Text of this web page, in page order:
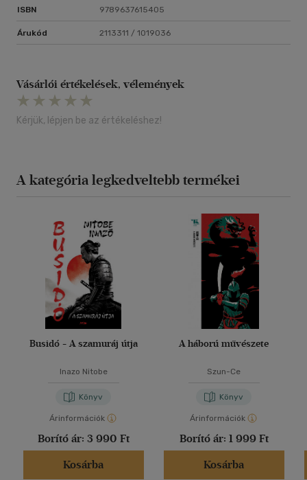
ISBN 9789637615405
Árukód 2113311 / 1019036
Vásárlói értékelések, vélemények
Kérjük, lépjen be az értékeléshez!
A kategória legkedveltebb termékei
Busidó - A szamuráj útja
Inazo Nitobe
Könyv
Árinformációk
Borító ár: 3 990 Ft
Kosárba
A háború művészete
Szun-Ce
Könyv
Árinformációk
Borító ár: 1 999 Ft
Kosárba